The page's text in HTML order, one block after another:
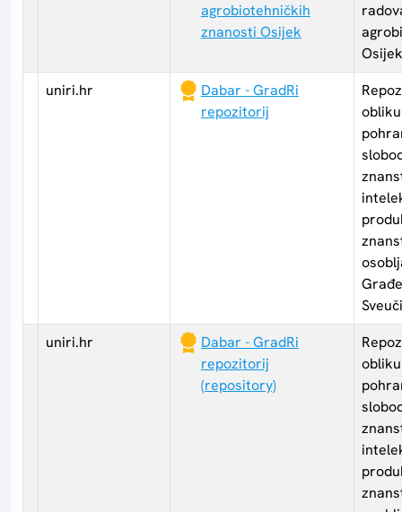
agrobiotehničkih
znanosti Osijek
Osijek
uniri.hr
Dabar - GradRi
repozitorij
uniri.hr
Dabar - GradRi
repozitorij
(repository)